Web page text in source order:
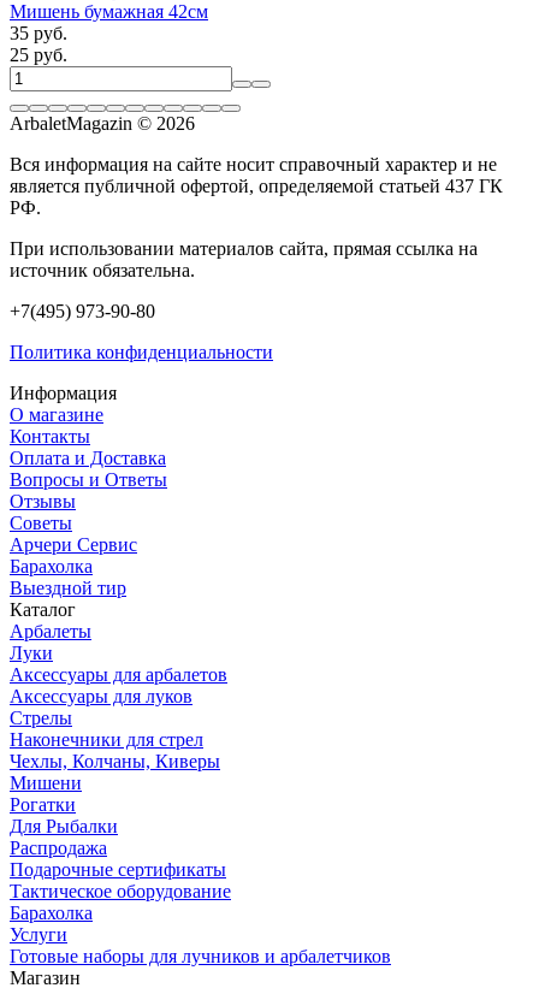
Мишень бумажная 42см
35 руб.
25 руб.
ArbaletMagazin © 2026
Вся информация на сайте носит справочный характер и не
является публичной офертой, определяемой статьей 437 ГК
РФ.
При использовании материалов сайта, прямая ссылка на
источник обязательна.
+7(495) 973-90-80
Политика конфиденциальности
Информация
О магазине
Контакты
Оплата и Доставка
Вопросы и Ответы
Отзывы
Советы
Арчери Сервис
Барахолка
Выездной тир
Каталог
Арбалеты
Луки
Аксессуары для арбалетов
Аксессуары для луков
Стрелы
Наконечники для стрел
Чехлы, Колчаны, Киверы
Мишени
Рогатки
Для Рыбалки
Распродажа
Подарочные сертификаты
Тактическое оборудование
Барахолка
Услуги
Готовые наборы для лучников и арбалетчиков
Магазин